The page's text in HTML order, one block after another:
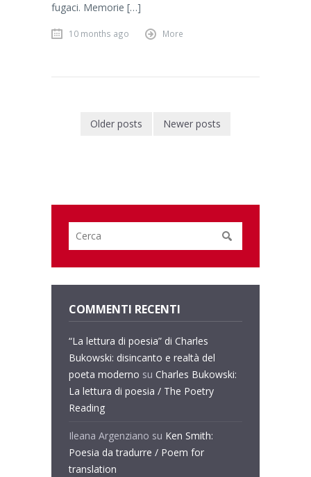
fugaci. Memorie […]
10 months ago More
Older posts Newer posts
COMMENTI RECENTI
“La lettura di poesia” di Charles
Bukowski: disincanto e realtà del
poeta moderno su Charles Bukowski:
La lettura di poesia / The Poetry
Reading
Ileana Argenziano su Ken Smith:
Poesia da tradurre / Poem for
translation